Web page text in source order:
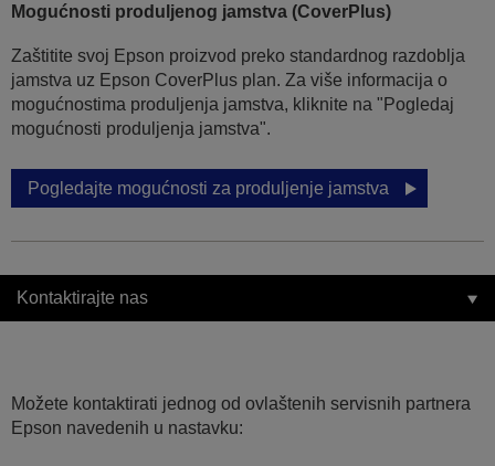
Mogućnosti produljenog jamstva (CoverPlus)
Zaštitite svoj Epson proizvod preko standardnog razdoblja
jamstva uz Epson CoverPlus plan. Za više informacija o
mogućnostima produljenja jamstva, kliknite na "Pogledaj
mogućnosti produljenja jamstva".
Pogledajte mogućnosti za produljenje jamstva
Kontaktirajte nas
Možete kontaktirati jednog od ovlaštenih servisnih partnera
Epson navedenih u nastavku: